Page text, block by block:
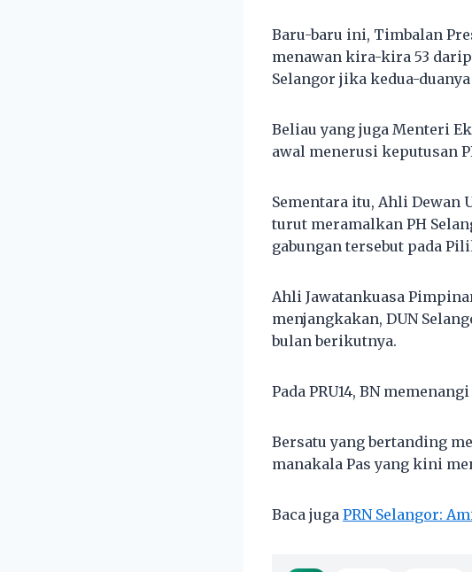
Baru-baru ini, Timbalan
menawan kira-kira 53
Selangor jika kedua-
Beliau yang juga Menteri
awal menerusi keputusan
Sementara itu, Ahli Dewan
turut meramalkan PH
gabungan tersebut pada
Ahli Jawatankuasa
menjangkakan, DUN
bulan berikutnya.
Pada PRU14, BN
Bersatu yang bertanding
manakala Pas yang kini
Baca juga PRN Selangor: